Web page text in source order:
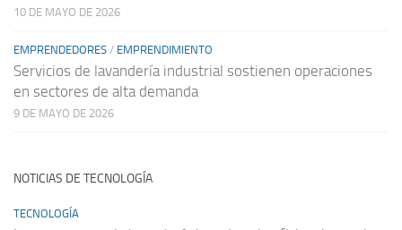
10 DE MAYO DE 2026
EMPRENDEDORES / EMPRENDIMIENTO
Servicios de lavandería industrial sostienen operaciones
en sectores de alta demanda
9 DE MAYO DE 2026
NOTICIAS DE TECNOLOGÍA
TECNOLOGÍA